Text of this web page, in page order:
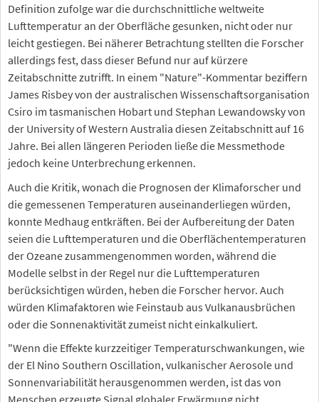
Definition zufolge war die durchschnittliche weltweite
Lufttemperatur an der Oberfläche gesunken, nicht oder nur
leicht gestiegen. Bei näherer Betrachtung stellten die Forscher
allerdings fest, dass dieser Befund nur auf kürzere
Zeitabschnitte zutrifft. In einem "Nature"-Kommentar beziffern
James Risbey von der australischen Wissenschaftsorganisation
Csiro im tasmanischen Hobart und Stephan Lewandowsky von
der University of Western Australia diesen Zeitabschnitt auf 16
Jahre. Bei allen längeren Perioden ließe die Messmethode
jedoch keine Unterbrechung erkennen.
Auch die Kritik, wonach die Prognosen der Klimaforscher und
die gemessenen Temperaturen auseinanderliegen würden,
konnte Medhaug entkräften. Bei der Aufbereitung der Daten
seien die Lufttemperaturen und die Oberflächentemperaturen
der Ozeane zusammengenommen worden, während die
Modelle selbst in der Regel nur die Lufttemperaturen
berücksichtigen würden, heben die Forscher hervor. Auch
würden Klimafaktoren wie Feinstaub aus Vulkanausbrüchen
oder die Sonnenaktivität zumeist nicht einkalkuliert.
"Wenn die Effekte kurzzeitiger Temperaturschwankungen, wie
der El Nino Southern Oscillation, vulkanischer Aerosole und
Sonnenvariabilität herausgenommen werden, ist das von